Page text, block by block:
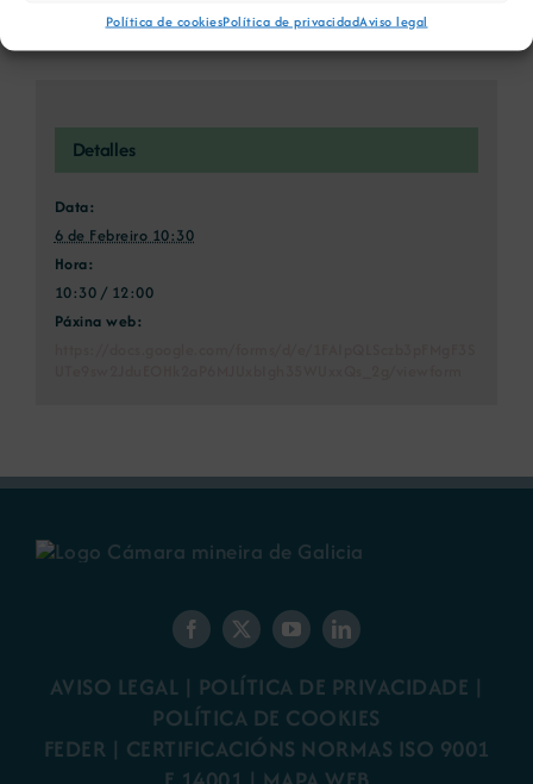
Política de cookiesPolítica de privacidadAviso legal
Detalles
Data:
6 de Febreiro 10:30
Hora:
10:30 / 12:00
Páxina web:
AVISO LEGAL | POLÍTICA DE PRIVACIDADE |
POLÍTICA DE COOKIES
FEDER | CERTIFICACIÓNS NORMAS ISO 9001